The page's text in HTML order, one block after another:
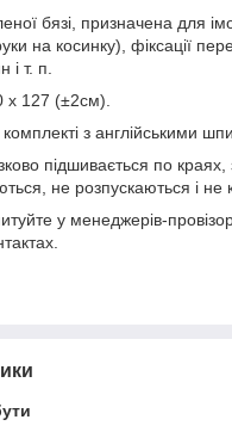
бязі, призначена для
на косинку), фіксації
і т. п.
х 127 (±2см).
з англійськими
підшивається по краях,
не розпускаються і не
у менеджерів-